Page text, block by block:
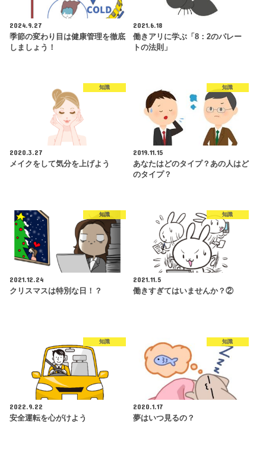
2024.9.27
季節の変わり目は健康管理を徹底
しましょう！
2021.6.18
働きアリに学ぶ「8：2のパレー
トの法則」
知識
2020.3.27
メイクをして気分を上げよう
知識
2019.11.15
あなたはどのタイプ？あの人はど
のタイプ？
知識
2021.12.24
クリスマスは特別な日！？
知識
2021.11.5
働きすぎてはいませんか？②
知識
2022.9.22
安全運転を心がけよう
知識
2020.1.17
夢はいつ見るの？